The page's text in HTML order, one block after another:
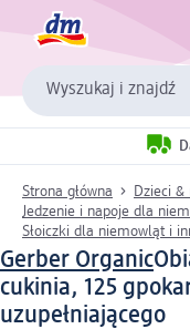
Wyszukaj i znajdź
Strona główna
Dzieci
Jedzenie i napoje dla
Słoiczki dla niemowląt i
Gerber Organic
cukinia, 125 g
uzupełniającego